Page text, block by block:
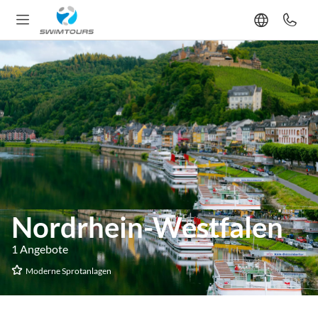
Nordrhein-Westfalen
1 Angebote
Moderne Sprotanlagen